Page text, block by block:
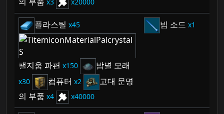
플라스틸 45
팰지움 파편 150 밤별 모래
30 컴퓨터 2
고대 문명
의 부품
4 40000
빔 소드 1